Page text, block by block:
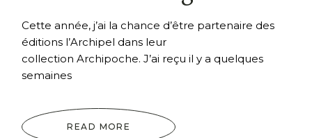
Cette année, j’ai la chance d’être partenaire des
éditions l’Archipel dans leur
collection Archipoche. J’ai reçu il y a quelques
semaines
READ MORE